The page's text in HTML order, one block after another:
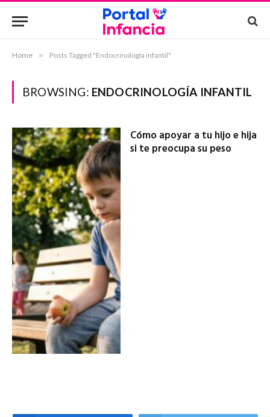
Home » Posts Tagged "Endocrinología infantil"
BROWSING: ENDOCRINOLOGÍA INFANTIL
Cómo apoyar a tu hijo e hija
si te preocupa su peso